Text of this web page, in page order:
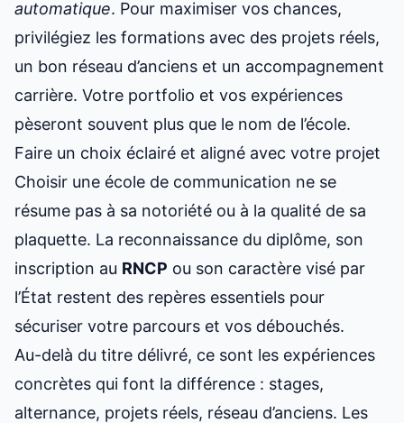
automatique. Pour maximiser vos chances,
privilégiez les formations avec des projets réels,
un bon réseau d’anciens et un accompagnement
carrière. Votre portfolio et vos expériences
pèseront souvent plus que le nom de l’école.
Faire un choix éclairé et aligné avec votre projet
Choisir une école de communication ne se
résume pas à sa notoriété ou à la qualité de sa
plaquette. La reconnaissance du diplôme, son
inscription au RNCP ou son caractère visé par
l’État restent des repères essentiels pour
sécuriser votre parcours et vos débouchés.
Au-delà du titre délivré, ce sont les expériences
concrètes qui font la différence : stages,
alternance, projets réels, réseau d’anciens. Les